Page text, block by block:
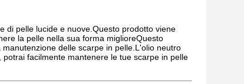
di pelle lucide e nuove.Questo prodotto viene
la pelle nella sua forma miglioreQuesto
delle scarpe in pelle.L'olio neutro
facilmente mantenere le tue scarpe in pelle